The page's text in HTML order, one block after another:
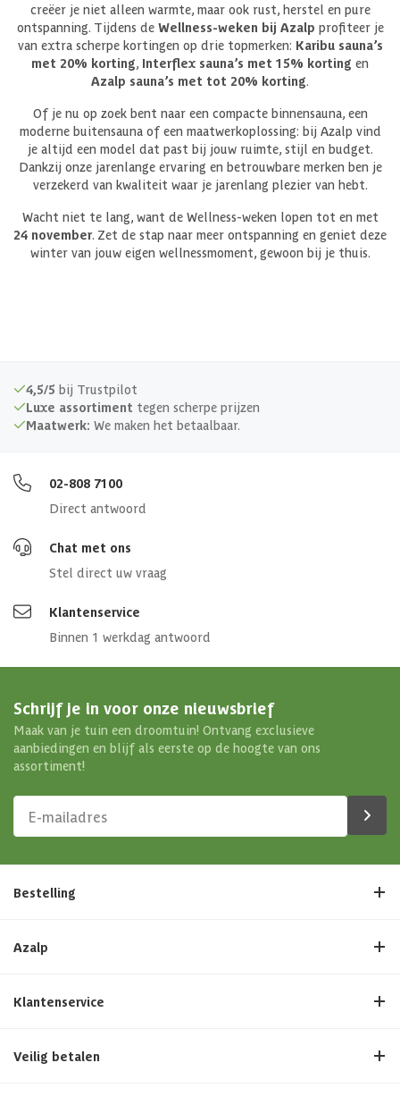
creëer je niet alleen warmte, maar ook rust, herstel en pure
ontspanning. Tijdens de Wellness-weken bij Azalp profiteer je
van extra scherpe kortingen op drie topmerken: Karibu sauna’s
met 20% korting, Interflex sauna’s met 15% korting en
Azalp sauna’s met tot 20% korting.
Of je nu op zoek bent naar een compacte binnensauna, een
moderne buitensauna of een maatwerkoplossing: bij Azalp vind
je altijd een model dat past bij jouw ruimte, stijl en budget.
Dankzij onze jarenlange ervaring en betrouwbare merken ben je
verzekerd van kwaliteit waar je jarenlang plezier van hebt.
Wacht niet te lang, want de Wellness-weken lopen tot en met
24 november. Zet de stap naar meer ontspanning en geniet deze
winter van jouw eigen wellnessmoment, gewoon bij je thuis.
4,5/5 bij Trustpilot
Luxe assortiment tegen scherpe prijzen
Maatwerk: We maken het betaalbaar.
02-808 7100
Direct antwoord
Chat met ons
Stel direct uw vraag
Klantenservice
Binnen 1 werkdag antwoord
Schrijf je in voor onze nieuwsbrief
Maak van je tuin een droomtuin! Ontvang exclusieve
aanbiedingen en blijf als eerste op de hoogte van ons
assortiment!
Bestelling
Azalp
Klantenservice
Veilig betalen